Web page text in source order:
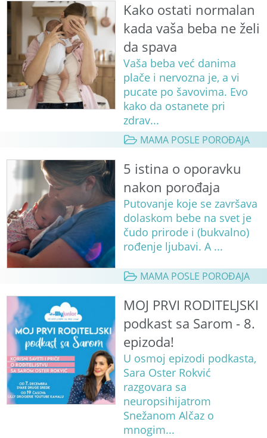
Kako ostati normalan
kada vaša beba ne želi
da spava
Vaša beba već danima
plače i nervozna je, a vi
pucate po šavovima. Evo
kako da ostanete pri
zdrav...
MAMA POSLE POROĐAJA
5 istina o oporavku
nakon porođaja
Putovanje koje se završava
dolaskom bebe na svet je
čudo prirode i (bukvalno)
rođenje ljubavi. A ...
MAMA POSLE POROĐAJA
MOJ PRVI RODITELJSKI
podkast sa Sarom - 8.
epizoda!
U osmoj epizodi podkasta,
Sara Oster Rokvić
razgovara sa
neuropsihijatrom
Snežanom Alčaz o
mnogim...